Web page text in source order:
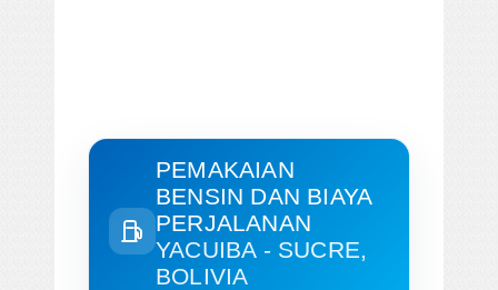
PEMAKAIAN
BENSIN DAN BIAYA
PERJALANAN
YACUIBA - SUCRE,
BOLIVIA